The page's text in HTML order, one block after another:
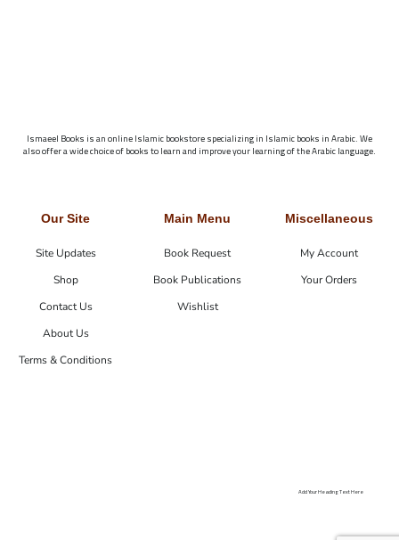
Ismaeel Books is an online Islamic bookstore specializing in Islamic books in Arabic. We
also offer a wide choice of books to learn and improve your learning of the Arabic language.
Our Site
Site Updates
Shop
Contact Us
About Us
Terms & Conditions
Main Menu
Book Request
Book Publications
Wishlist
Miscellaneous
My Account
Your Orders
Add Your Heading Text Here